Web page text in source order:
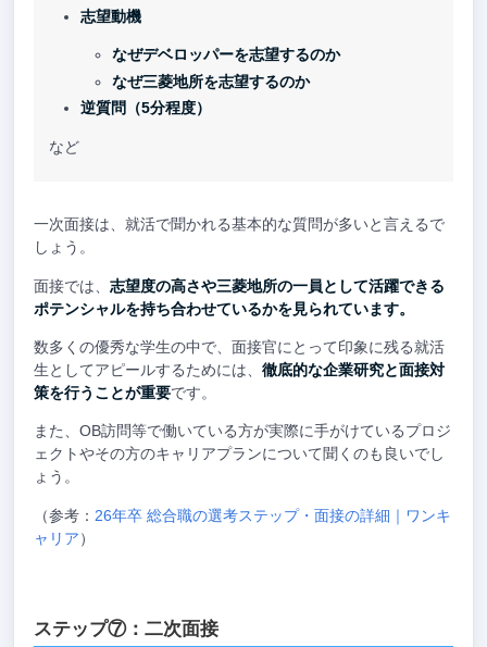
志望動機
なぜデベロッパーを志望するのか
なぜ三菱地所を志望するのか
逆質問（5分程度）
など
一次面接は、就活で聞かれる基本的な質問が多いと言えるで
しょう。
面接では、 志望度の高さや三菱地所の一員として活躍できる
ポテンシャルを持ち合わせているかを見られています。
数多くの優秀な学生の中で、面接官にとって印象に残る就活
生としてアピールするためには、 徹底的な企業研究と面接対
策を行うことが重要です。
また、OB訪問等で働いている方が実際に手がけているプロジ
ェクトやその方のキャリアプランについて聞くのも良いでし
ょう。
（参考： 26年卒 総合職の選考ステップ・面接の詳細｜ワンキ
ャリア）
ステップ⑦：二次面接